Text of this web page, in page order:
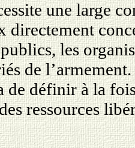
une large
directement
les
de
de définir à la
ressources